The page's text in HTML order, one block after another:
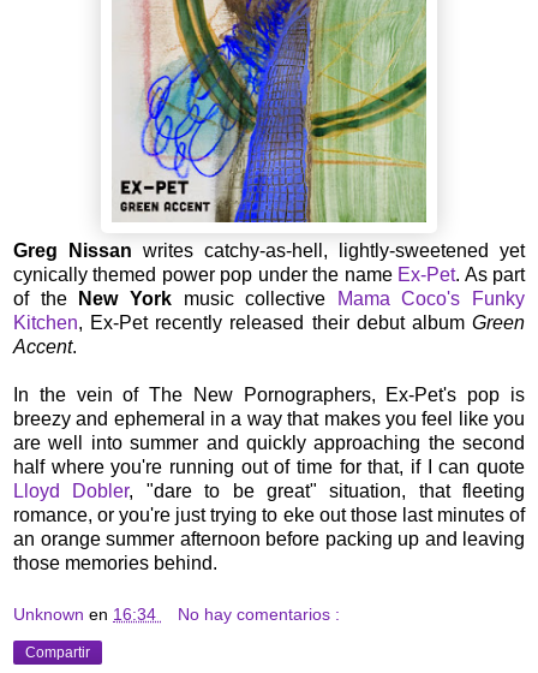
Greg Nissan writes catchy-as-hell, lightly-sweetened yet
cynically themed power pop under the name Ex-Pet. As part
of the
New York music collective
Mama Coco's Funky
Kitchen, Ex-Pet recently released their debut album Green
Accent.
In the vein of The New Pornographers, Ex-Pet's pop is
breezy and ephemeral in a way that makes you feel like you
are well into summer and quickly approaching the second
half where you're running out of time for that, if I can quote
Lloyd Dobler, "dare to be great" situation, that fleeting
romance, or you're just trying to eke out those last minutes of
an orange summer afternoon before packing up and leaving
those memories behind.
Unknown en 16:34 No hay comentarios :
Compartir